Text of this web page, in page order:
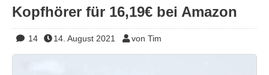
Kopfhörer für 16,19€ bei Amazon
14 14. August 2021 von Tim